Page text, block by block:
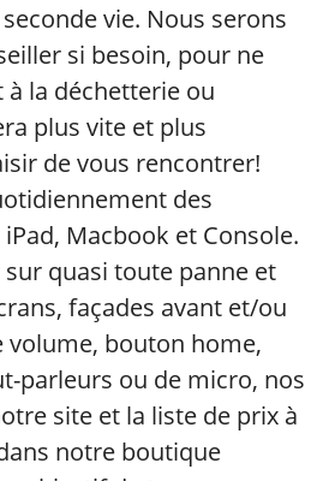
vie. Nous serons
si besoin, pour ne
la déchetterie ou
plus vite et plus
de vous rencontrer!
des
iPad, Macbook et Console.
quasi toute panne et
façades avant et/ou
volume, bouton home,
parleurs ou de micro, nos
site et la liste de prix à
notre boutique